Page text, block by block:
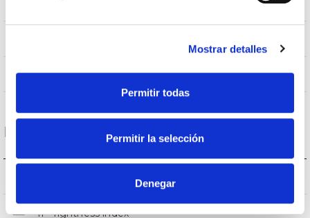
Mostrar detalles
Permitir todas
Permitir la selección
Denegar
Higher Hemispheric Flow 0,0%
Housing and Finish
IK Impact resistance
IP Tightness index IP66